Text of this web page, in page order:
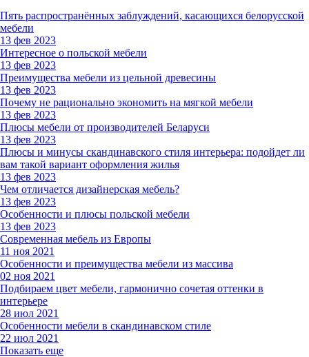
Пять распространённых заблуждений, касающихся белорусской
мебели
13 фев 2023
Интересное о польской мебели
13 фев 2023
Преимущества мебели из цельной древесины
13 фев 2023
Почему не рационально экономить на мягкой мебели
13 фев 2023
Плюсы мебели от производителей Беларуси
13 фев 2023
Плюсы и минусы скандинавского стиля интерьера: подойдет ли
вам такой вариант оформления жилья
13 фев 2023
Чем отличается дизайнерская мебель?
13 фев 2023
Особенности и плюсы польской мебели
13 фев 2023
Современная мебель из Европы
11 ноя 2021
Особенности и преимущества мебели из массива
02 ноя 2021
Подбираем цвет мебели, гармонично сочетая оттенки в
интерьере
28 июл 2021
Особенности мебели в скандинавском стиле
22 июл 2021
Показать еще